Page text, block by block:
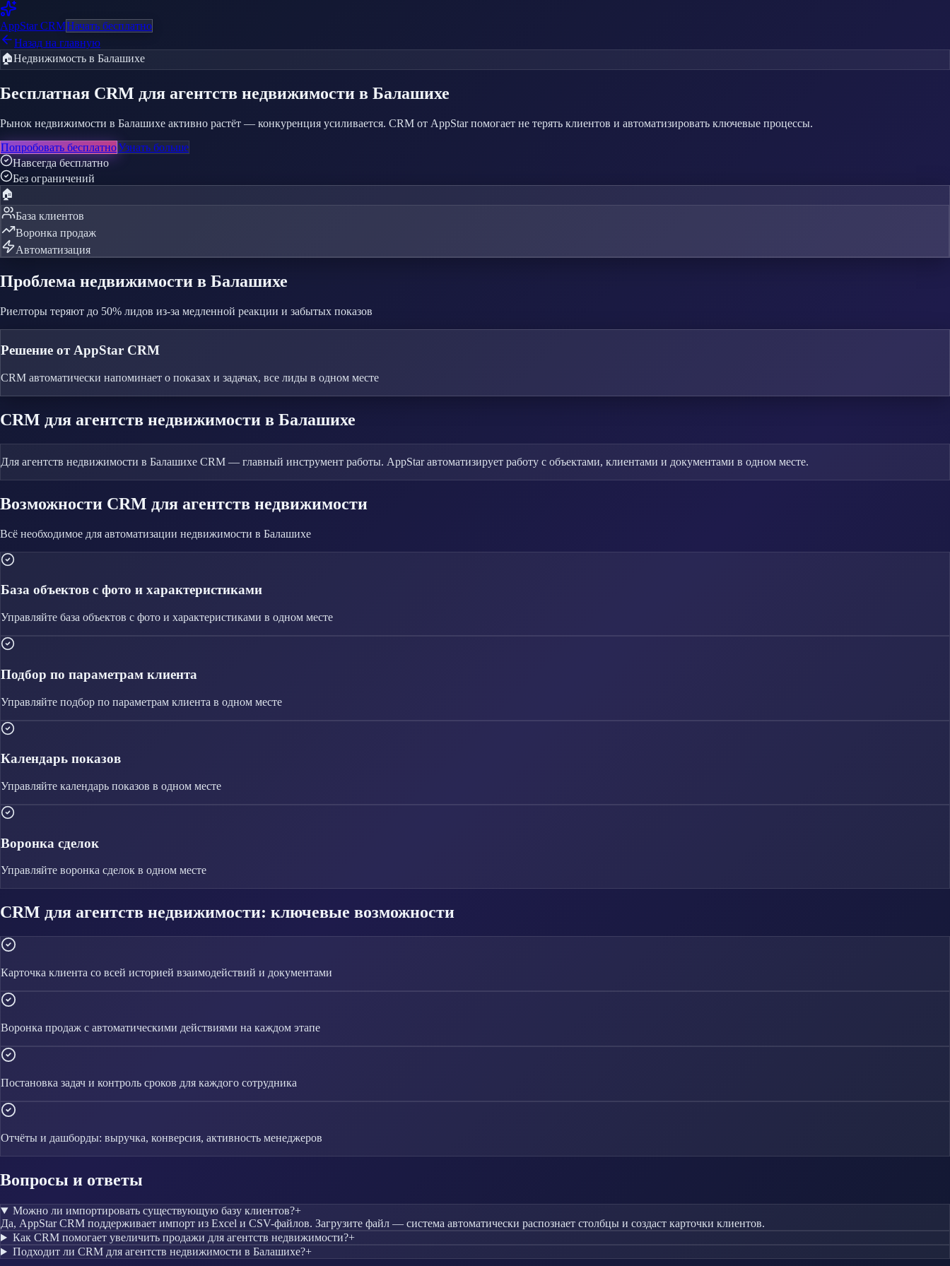
AppStarCRMНачать бесплатно
Назад на главную
🏠Недвижимость в Балашихе
Бесплатная CRM для агентств недвижимости в Балашихе
Рынок недвижимости в Балашихе активно растёт — конкуренция усиливается. CRM от AppStar помогает не терять клиентов и автоматизировать ключевые процессы.
Попробовать бесплатноУзнать больше
Навсегда бесплатно
Без ограничений
🏠
База клиентов
Воронка продаж
Автоматизация
Проблема недвижимости в Балашихе
Риелторы теряют до 50% лидов из-за медленной реакции и забытых показов
Решение от AppStar CRM
CRM автоматически напоминает о показах и задачах, все лиды в одном месте
CRM для агентств недвижимости в Балашихе
Для агентств недвижимости в Балашихе CRM — главный инструмент работы. AppStar автоматизирует работу с объектами, клиентами и документами в одном месте.
Возможности CRM для агентств недвижимости
Всё необходимое для автоматизации недвижимости в Балашихе
База объектов с фото и характеристиками
Управляйте база объектов с фото и характеристиками в одном месте
Подбор по параметрам клиента
Управляйте подбор по параметрам клиента в одном месте
Календарь показов
Управляйте календарь показов в одном месте
Воронка сделок
Управляйте воронка сделок в одном месте
CRM для агентств недвижимости: ключевые возможности
Карточка клиента со всей историей взаимодействий и документами
Воронка продаж с автоматическими действиями на каждом этапе
Постановка задач и контроль сроков для каждого сотрудника
Отчёты и дашборды: выручка, конверсия, активность менеджеров
Вопросы и ответы
Можно ли импортировать существующую базу клиентов?+
Да, AppStar CRM поддерживает импорт из Excel и CSV-файлов. Загрузите файл — система автоматически распознает столбцы и создаст карточки клиентов.
Как CRM помогает увеличить продажи для агентств недвижимости?+
Подходит ли CRM для агентств недвижимости в Балашихе?+